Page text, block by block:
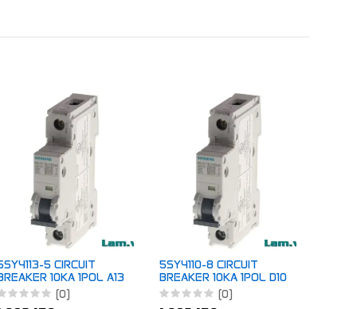
5 CIRCUIT
10KA 1POL A13
(0)
5SY4110-8 CIRCUIT
BREAKER 10KA 1POL D10
(0)